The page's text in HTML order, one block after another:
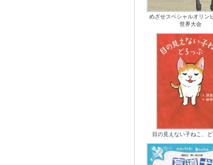
めざせスペシャルオリン
世界大会
目の見えない子ねこ、